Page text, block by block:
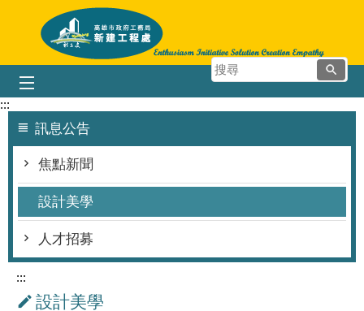
跳到主要內容區塊
搜
尋
:::
訊息公告
焦點新聞
設計美學
人才招募
:::
設計美學